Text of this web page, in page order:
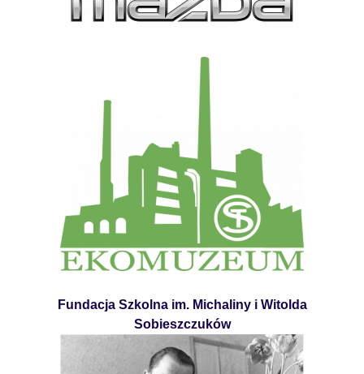
Fundacja Szkolna im. Michaliny i Witolda
Sobieszczuków